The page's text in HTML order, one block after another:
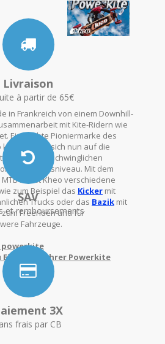
in Frankreich von einem Downhill-
mit Kite-Ridern wie
Eine echte Pioniermarke des
sich nun auf die
von erschwinglichen
Qualitätsniveau. Mit dem
bietet Kheo verschiedene
zum Beispiel das Kicker mit
Trucks oder das Bazik mit
Freeriden und für
Fahrzeuge.
powerkite
Einkaufsführer Powerkite
Livraison
à partir de 65€
SAV
et remboursements
3X
frais par CB